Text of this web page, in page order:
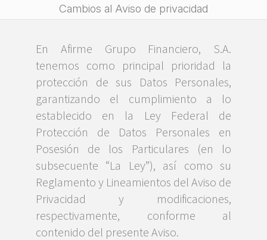
Cambios al Aviso de privacidad
En Afirme Grupo Financiero, S.A.
tenemos como principal prioridad la
protección de sus Datos Personales,
garantizando el cumplimiento a lo
establecido en la Ley Federal de
Protección de Datos Personales en
Posesión de los Particulares (en lo
subsecuente “La Ley”), así como su
Reglamento y Lineamientos del Aviso de
Privacidad y modificaciones,
respectivamente, conforme al
contenido del presente Aviso.